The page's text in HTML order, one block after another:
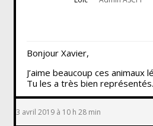
Bonjour Xavier,
J’aime beaucoup ces animaux
Tu les a très bien
3 avril 2019 à 10 h 28 min